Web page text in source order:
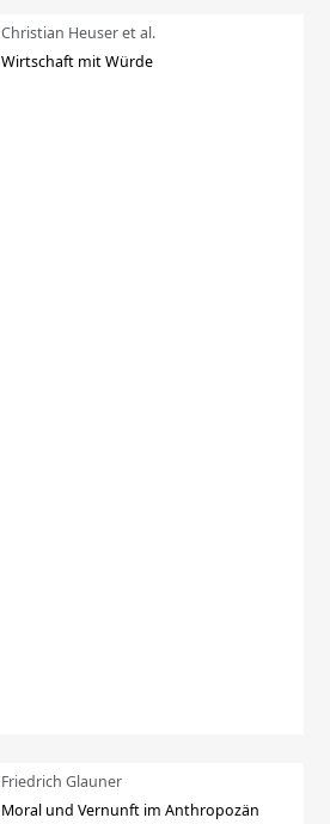
Christian Heuser et al.
Wirtschaft mit Würde
Friedrich Glauner
Moral und Vernunft im Anthropozän